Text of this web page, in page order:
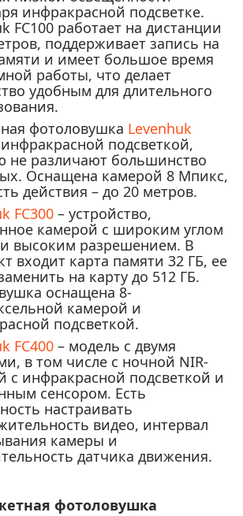
инфракрасной подсветке.
FC100 работает на дистанции
поддерживает запись на
и имеет большое время
работы, что делает
удобным для длительного
фотоловушка Levenhuk
подсветкой,
не различают большинство
Оснащена камерой 8 Мпикс,
действия – до 20 метров.
FC300 – устройство,
камерой с широким углом
высоким разрешением. В
входит карта памяти 32 ГБ, ее
на карту до 512 ГБ.
оснащена 8-
камерой и
подсветкой.
FC400 – модель с двумя
в том числе с ночной NIR-
с инфракрасной подсветкой и
сенсором. Есть
настраивать
видео, интервал
камеры и
датчика движения.
фотоловушка